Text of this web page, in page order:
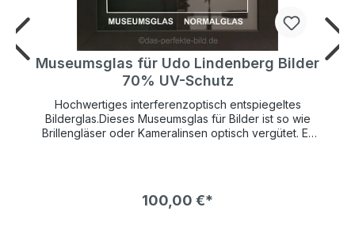
Museumsglas für Udo Lindenberg Bilder
70% UV-Schutz
Hochwertiges interferenzoptisch entspiegeltes
Bilderglas.Dieses Museumsglas für Bilder ist so wie
Brillengläser oder Kameralinsen optisch vergütet. Es
und kontrastreicher als bei normalem Bilderglas NUR
100,00 €*